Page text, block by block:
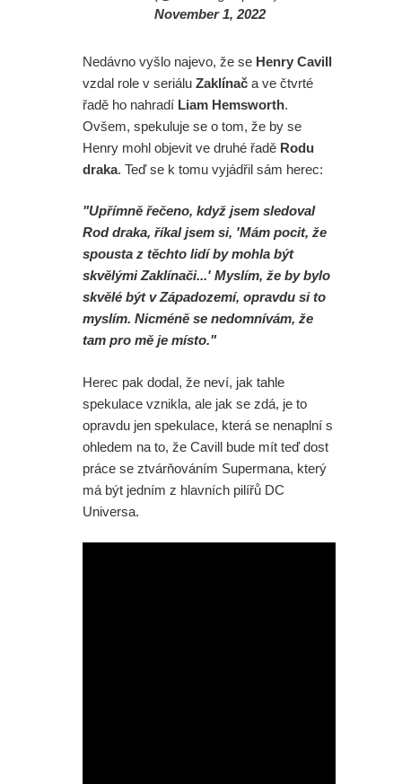
November 1, 2022
Nedávno vyšlo najevo, že se Henry Cavill
vzdal role v seriálu Zaklínač a ve čtvrté
řadě ho nahradí Liam Hemsworth.
Ovšem, spekuluje se o tom, že by se
Henry mohl objevit ve druhé řadě Rodu
draka. Teď se k tomu vyjádřil sám herec:
"Upřímně řečeno, když jsem sledoval
Rod draka, říkal jsem si, 'Mám pocit, že
spousta z těchto lidí by mohla být
skvělými Zaklínači...' Myslím, že by bylo
skvělé být v Západozemí, opravdu si to
myslím. Nicméně se nedomnívám, že
tam pro mě je místo."
Herec pak dodal, že neví, jak tahle
spekulace vznikla, ale jak se zdá, je to
opravdu jen spekulace, která se nenaplní s
ohledem na to, že Cavill bude mít teď dost
práce se ztvárňováním Supermana, který
má být jedním z hlavních pilířů DC
Universa.